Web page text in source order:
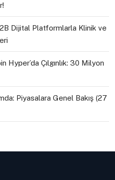
Dijital Platformlarla Klinik ve
Hyper’da Çılgınlık: 30 Milyon
Piyasalara Genel Bakış (27